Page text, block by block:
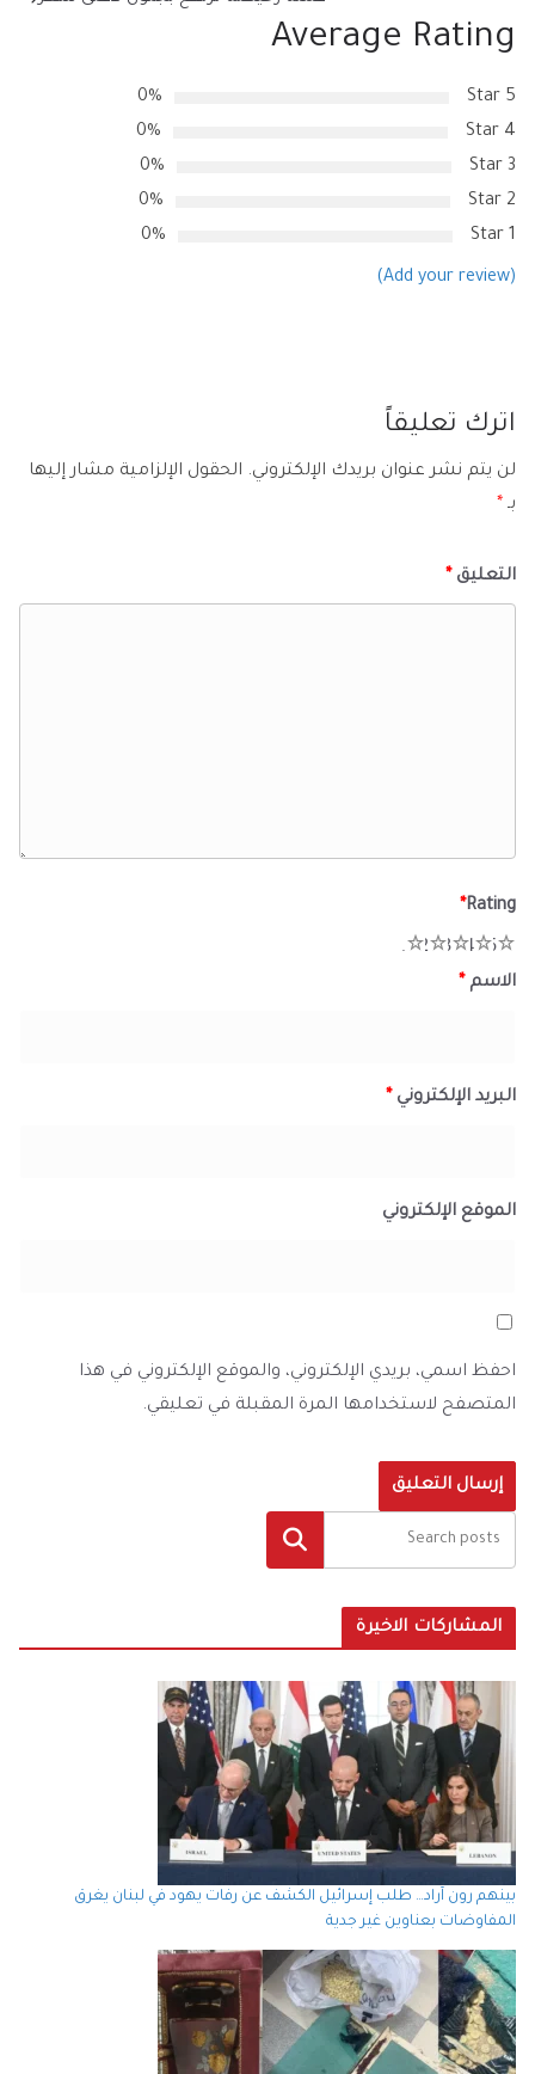
Average Rating
5 Star
0%
4 Star
0%
3 Star
0%
2 Star
0%
1 Star
0%
(Add your review)
اترك تعليقاً
لن يتم نشر عنوان بريدك الإلكتروني. الحقول الإلزامية مشار إليها
بـ *
التعليق*
Rating
*
5
4
3
2
الاسم*
البريد الإلكتروني*
الموقع الإلكتروني
احفظ اسمي، بريدي الإلكتروني، والموقع الإلكتروني في هذا
المتصفح لاستخدامها المرة المقبلة في تعليقي.
البحث
المشاركات الاخيرة
بينهم رون آراد… طلب إسرائيل الكشف عن رفات يهود في لبنان يغرق
المفاوضات بعناوين غير جدية